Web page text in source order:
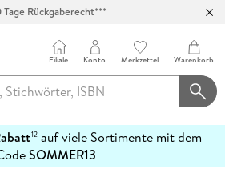
Filiale Konto Merkzettel Warenkorb
12auf viele Sortimente mit dem
SOMMER13